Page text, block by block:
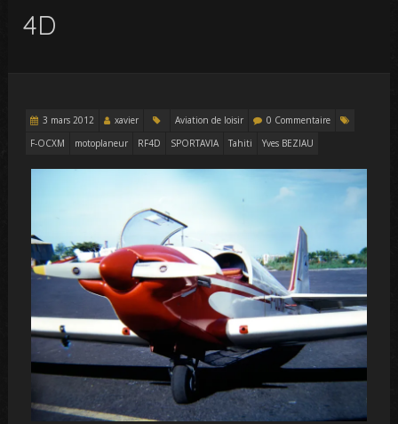
4D
3 mars 2012 xavier Aviation de loisir
0 Commentaire
F-OCXM
motoplaneur RF4D SPORTAVIA Tahiti Yves BEZIAU